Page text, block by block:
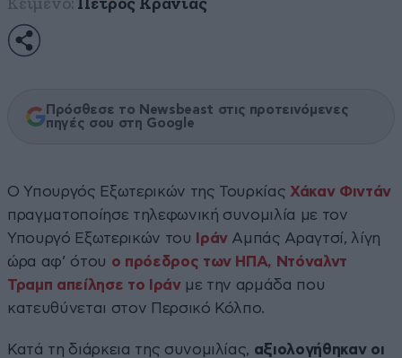
Κείμενο: Πέτρος Κράνιας
Πρόσθεσε το Newsbeast στις προτεινόμενες
πηγές σου στη Google
Ο Υπουργός Εξωτερικών της Τουρκίας Χάκαν Φιντάν
πραγματοποίησε τηλεφωνική συνομιλία με τον
Υπουργό Εξωτερικών του
ΙράνΑμπάς Αραγτσί, λίγη
ώρα αφ’ ότου ο πρόεδρος των ΗΠΑ, Ντόναλντ
Τραμπ απείλησε το Ιράνμε την αρμάδα που
κατευθύνεται στον Περσικό Κόλπο.
Κατά τη διάρκεια της συνομιλίας, αξιολογήθηκαν οι